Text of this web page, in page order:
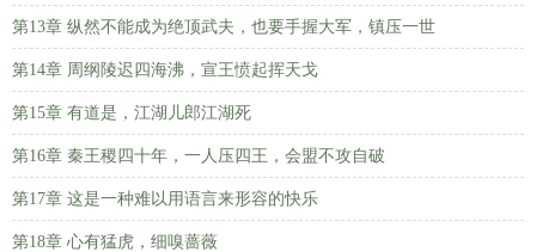
第13章 纵然不能成为绝顶武夫，也要手握大军，镇压一世
第14章 周纲陵迟四海沸，宣王愤起挥天戈
第15章 有道是，江湖儿郎江湖死
第16章 秦王稷四十年，一人压四王，会盟不攻自破
第17章 这是一种难以用语言来形容的快乐
第18章 心有猛虎，细嗅蔷薇